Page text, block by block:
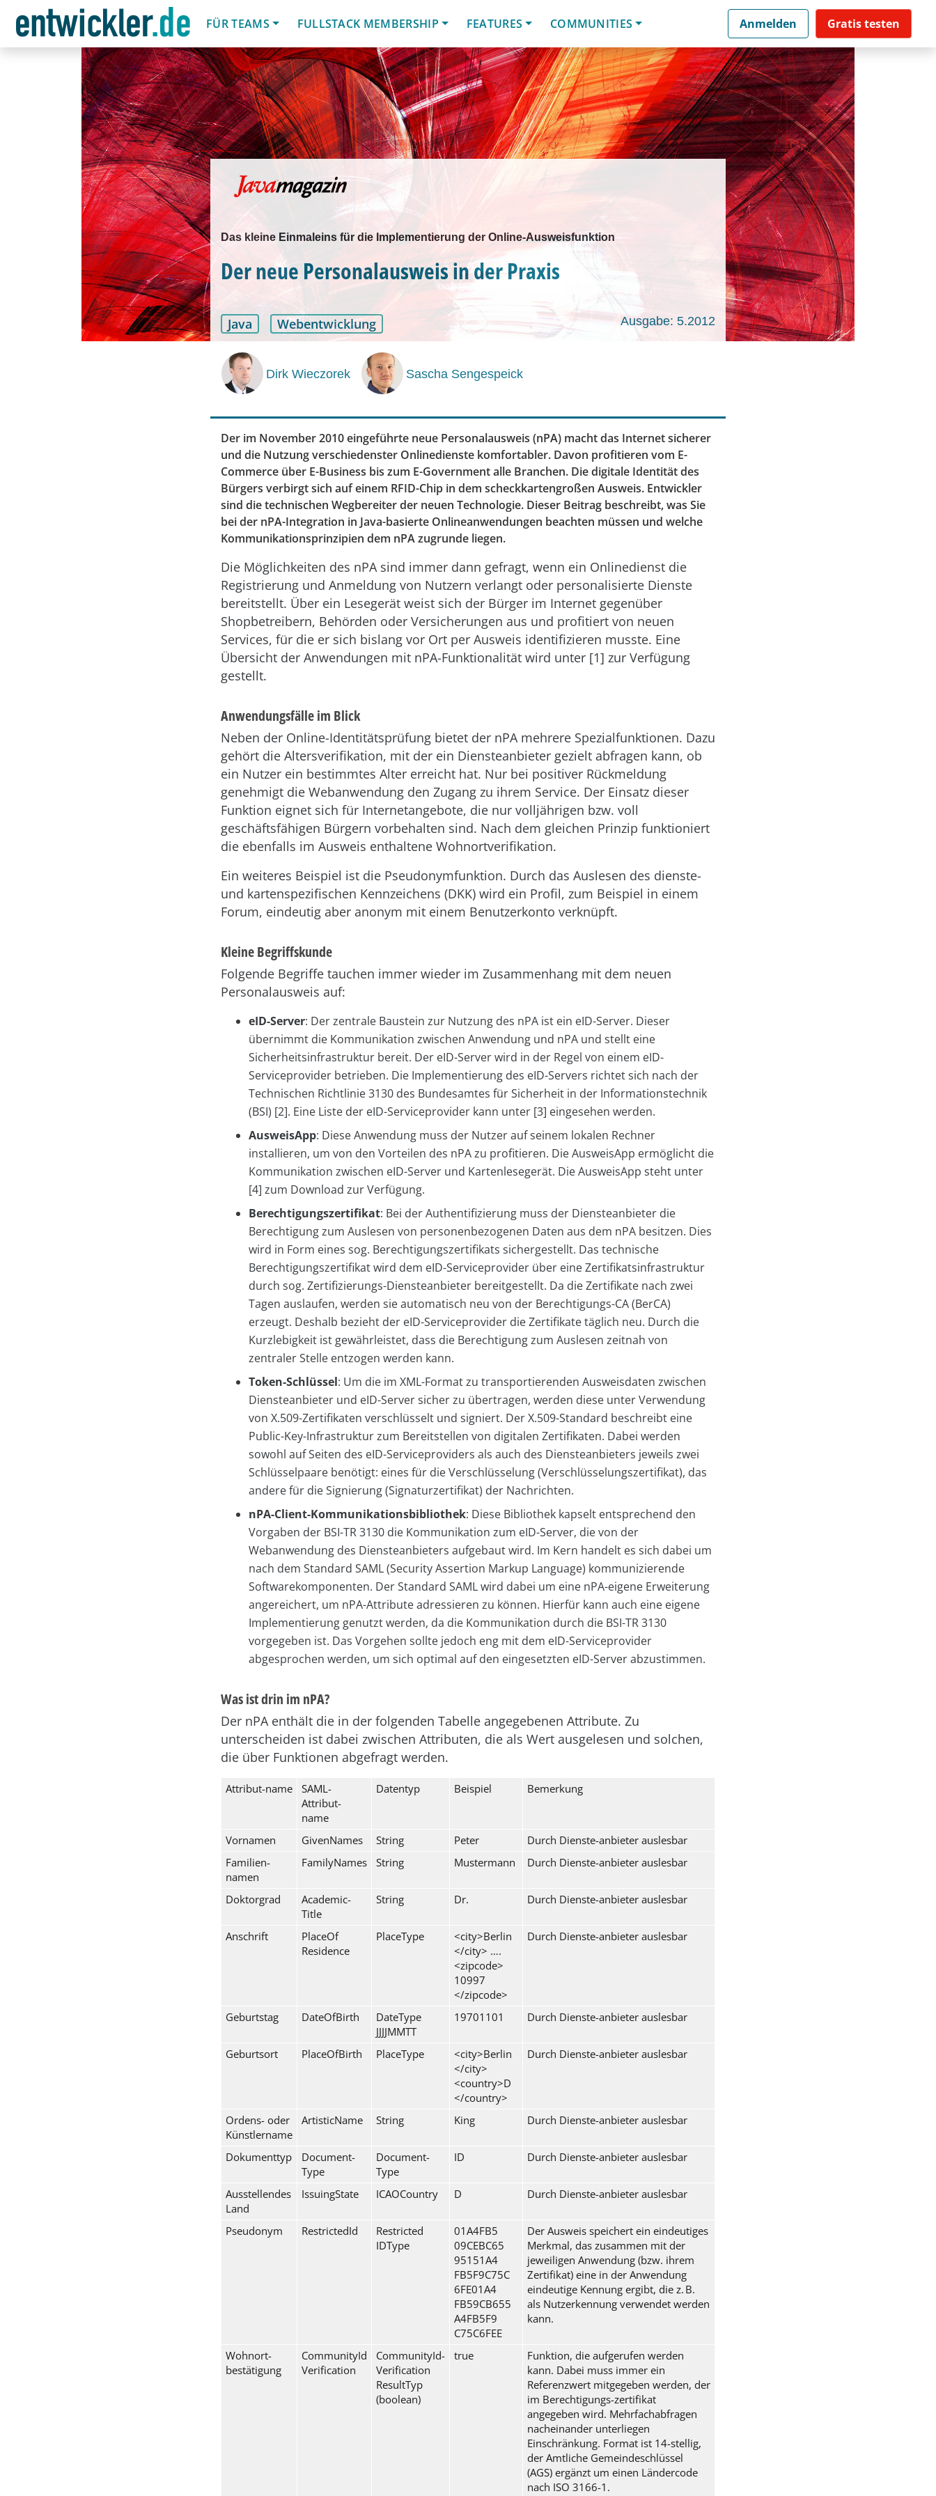
FÜR TEAMS
FULLSTACK MEMBERSHIP FEATURES COMMUNITIES Anmelden Gratis testen
Das kleine Einmaleins für die Implementierung der Online-Ausweisfunktion
Der neue Personalausweis in der Praxis
Java Webentwicklung Ausgabe: 5.2012
Dirk Wieczorek Sascha Sengespeick
Der im November 2010 eingeführte neue Personalausweis (nPA) macht das Internet sicherer
und die Nutzung verschiedenster Onlinedienste komfortabler. Davon profitieren vom E-
Commerce über ­E-Business bis zum E-Government alle Branchen. Die digitale Identität des
Bürgers verbirgt sich auf ­einem RFID-Chip in dem scheckkartengroßen Ausweis. Entwickler
sind die technischen Wegbereiter der neuen Technologie. Dieser Beitrag beschreibt, was Sie
bei der nPA-Integration in Java-basierte Online­anwendungen beachten müssen und welche
Kommunikationsprinzipien dem nPA zugrunde liegen.
Die Möglichkeiten des nPA sind immer dann gefragt, wenn ein Onlinedienst die
Registrierung und Anmeldung von Nutzern verlangt oder personalisierte Dienste
bereitstellt. Über ein Lesegerät weist sich der Bürger im Internet gegenüber
Shopbetreibern, Behörden oder Versicherungen aus und profitiert von neuen
Services, für die er sich bislang vor Ort per Ausweis identifizieren musste. Eine
Übersicht der Anwendungen mit nPA-Funktionalität wird unter [1] zur Verfügung
gestellt.
Anwendungsfälle im Blick
Neben der Online-Identitätsprüfung bietet der nPA mehrere Spezialfunktionen. Dazu
gehört die Altersverifikation, mit der ein Diensteanbieter gezielt abfragen kann, ob
ein Nutzer ein bestimmtes Alter erreicht hat. Nur bei positiver Rückmeldung
genehmigt die Webanwendung den Zugang zu ihrem Service. Der Einsatz dieser
Funktion eignet sich für Internetangebote, die nur volljährigen bzw. voll
geschäftsfähigen Bürgern vorbehalten sind. Nach dem gleichen Prinzip funktioniert
die ebenfalls im Ausweis enthaltene Wohnortverifikation.
Ein weiteres Beispiel ist die Pseudonymfunktion. Durch das Auslesen des dienste-
und kartenspezifischen Kennzeichens (DKK) wird ein Profil, zum Beispiel in einem
Forum, eindeutig aber anonym mit einem Benutzerkonto verknüpft.
Kleine Begriffskunde
Folgende Begriffe tauchen immer wieder im Zusammenhang mit dem neuen
Personalausweis auf:
eID-Server: Der zentrale Baustein zur Nutzung des nPA ist ein eID-Server. Dieser
übernimmt die Kommunikation zwischen Anwendung und nPA und stellt eine
Sicherheitsinfrastruktur bereit. Der eID-Server wird in der Regel von einem eID-
Serviceprovider betrieben. Die Implementierung des eID-Servers richtet sich nach der
Technischen Richtlinie 3130 des Bundesamtes für Sicherheit in der Informationstechnik
(BSI) [2]. Eine Liste der eID-Serviceprovider kann unter [3] eingesehen werden.
AusweisApp: Diese Anwendung muss der Nutzer auf seinem lokalen Rechner
installieren, um von den Vorteilen des nPA zu profitieren. Die AusweisApp ermöglicht die
Kommunikation zwischen eID-Server und Kartenlesegerät. Die AusweisApp steht unter
[4] zum Download zur Verfügung.
Berechtigungszertifikat: Bei der Authentifizierung muss der Diensteanbieter die
Berechtigung zum Auslesen von personenbezogenen Daten aus dem nPA besitzen. Dies
wird in Form eines sog. Berechtigungszertifikats sichergestellt. Das technische
Berechtigungszertifikat wird dem eID-Serviceprovider über eine Zertifikatsinfrastruktur
durch sog. Zertifizierungs-Diensteanbieter bereitgestellt. Da die Zertifikate nach zwei
Tagen auslaufen, werden sie automatisch neu von der Berechtigungs-CA (BerCA)
erzeugt. Deshalb bezieht der eID-Serviceprovider die Zertifikate täglich neu. Durch die
Kurzlebigkeit ist gewährleistet, dass die Berechtigung zum Auslesen zeitnah von
zentraler Stelle entzogen werden kann.
Token-Schlüssel: Um die im XML-Format zu transportierenden Ausweisdaten zwischen
Diensteanbieter und eID-Server sicher zu übertragen, werden diese unter Verwendung
von X.509-Zertifikaten verschlüsselt und signiert. Der X.509-Standard beschreibt eine
Public-Key-Infrastruktur zum Bereitstellen von digitalen Zertifikaten. Dabei werden
sowohl auf Seiten des eID-Serviceproviders als auch des Diensteanbieters jeweils zwei
Schlüsselpaare benötigt: eines für die Verschlüsselung (Verschlüsselungszertifikat), das
andere für die Signierung (Signaturzertifikat) der Nachrichten.
nPA-Client-Kommunikationsbibliothek: Diese Bibliothek kapselt entsprechend den
Vorgaben der BSI-TR 3130 die Kommunikation zum eID-Server, die von der
Webanwendung des Diensteanbieters aufgebaut wird. Im Kern handelt es sich dabei um
nach dem Standard SAML (Security Assertion Markup Language) kommunizierende
Softwarekomponenten. Der Standard SAML wird dabei um eine nPA-eigene Erweiterung
angereichert, um nPA-Attribute adressieren zu können. Hierfür kann auch eine eigene
Implementierung genutzt werden, da die Kommunikation durch die BSI-TR 3130
vorgegeben ist. Das Vorgehen sollte jedoch eng mit dem eID-Serviceprovider
abgesprochen werden, um sich optimal auf den eingesetzten eID-Server abzustimmen.
Was ist drin im nPA?
Der nPA enthält die in der folgenden Tabelle angegebenen Attribute. Zu
unterscheiden ist dabei zwischen Attributen, die als Wert ausgelesen und solchen,
die über Funktionen abgefragt werden.
Attribut-name
SAML-
Attribut-
name
Datentyp Beispiel Bemerkung
Vornamen GivenNames String Peter
Durch Dienste-anbieter auslesbar
Familien-
namen
FamilyNames String Mustermann Durch Dienste-anbieter auslesbar
Doktorgrad
Academic-
Title
String Dr. Durch Dienste-anbieter auslesbar
Anschrift
PlaceOf
Residence
PlaceType
<city>Berlin
</city> ….
<zipcode>
10997
</zipcode>
Durch Dienste-anbieter auslesbar
Geburtstag DateOfBirth
DateType
JJJJMMTT
19701101 Durch Dienste-anbieter auslesbar
Geburtsort PlaceOfBirth PlaceType
<city>Berlin
</city>
<country>D
</country>
Durch Dienste-anbieter auslesbar
Ordens- oder
Künstlername
ArtisticName String King Durch Dienste-anbieter auslesbar
Dokumenttyp
Document-
Type
Document-
Type
ID Durch Dienste-anbieter auslesbar
Ausstellendes
Land
IssuingState ICAOCountry D Durch Dienste-anbieter auslesbar
Pseudonym RestrictedId
Restricted
IDType
01A4FB5
09CEBC65
95151A4
FB5F9C75C
6FE01A4
FB59CB655
A4FB5F9
C75C6FEE
Der Ausweis speichert ein eindeutiges
Merkmal, das zusammen mit der
jeweiligen Anwendung (bzw. ihrem
Zertifikat) eine in der Anwendung
eindeutige Kennung ergibt, die z. B.
als Nutzerkennung verwendet werden
kann.
Wohnort­
bestätigung
CommunityId
Verification
CommunityId-
Verification
ResultTyp
(boolean)
true
Funktion, die aufgerufen werden
kann. Dabei muss immer ein
Referenzwert mitgegeben werden, der
im Berechtigungs-zertifikat
angegeben wird. Mehrfachabfragen
nacheinander unterliegen
Einschränkung. Format ist 14-stellig,
der Amtliche Gemeindeschlüssel
(AGS) ergänzt um einen Ländercode
nach ISO 3166-1.